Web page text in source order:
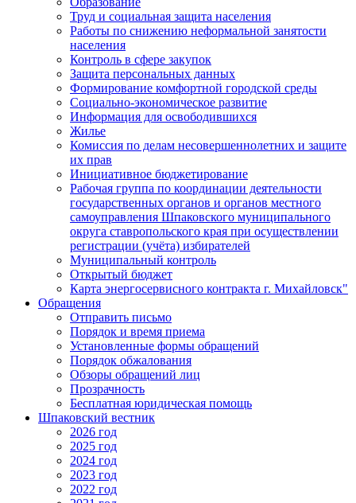
Труд и социальная защита населения
Работы по снижению неформальной занятости
населения
Контроль в сфере закупок
Защита персональных данных
Формирование комфортной городской среды
Социально-экономическое развитие
Информация для освободившихся
Жилье
Комиссия по делам несовершеннолетних и защите
их прав
Инициативное бюджетирование
Рабочая группа по координации деятельности
государственных органов и органов местного
самоуправления Шпаковского муниципального
округа ставропольского края при осуществлении
регистрации (учёта) избирателей
Муниципальный контроль
Открытый бюджет
Карта энергосервисного контракта г. Михайловск"
Обращения
Отправить письмо
Порядок и время приема
Установленные формы обращений
Порядок обжалования
Обзоры обращений лиц
Прозрачность
Бесплатная юридическая помощь
Шпаковский вестник
2026 год
2025 год
2024 год
2023 год
2022 год